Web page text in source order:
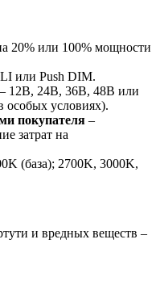
20% или 100% мощности
или Push DIM.
– 12В, 24В, 36В, 48В или
особых условиях).
покупателя –
затрат на
(база); 2700K, 3000K,
и вредных веществ –